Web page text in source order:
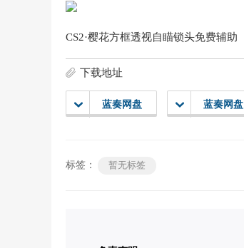
CS2·樱花方框透视自瞄锁头免费辅助
下载地址
蓝奏网盘 蓝奏网盘
标签： 暂无标签